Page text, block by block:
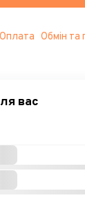
Оплата Обмін та
вас